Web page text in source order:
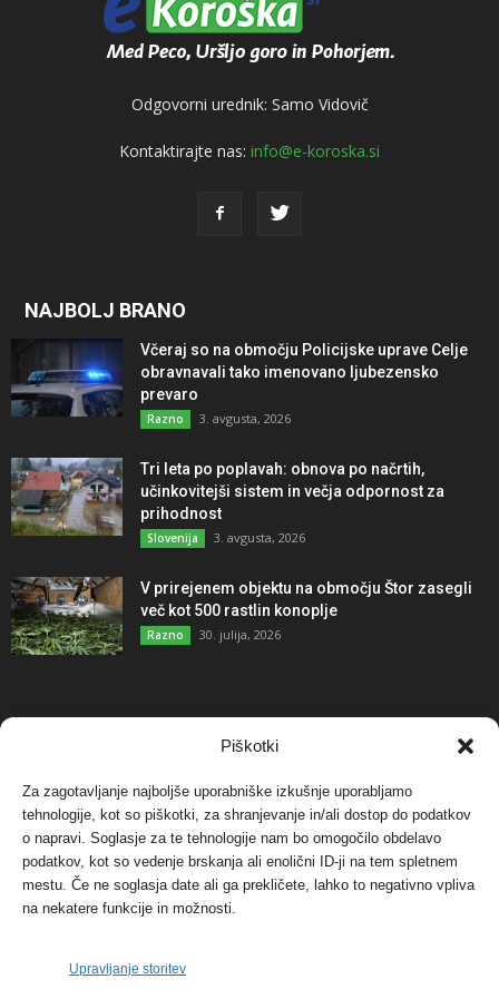
Piškotki
Za zagotavljanje najboljše uporabniške izkušnje uporabljamo
tehnologije, kot so piškotki, za shranjevanje in/ali dostop do podatkov
o napravi. Soglasje za te tehnologije nam bo omogočilo obdelavo
podatkov, kot so vedenje brskanja ali enolični ID-ji na tem spletnem
mestu. Če ne soglasja date ali ga prekličete, lahko to negativno vpliva
na nekatere funkcije in možnosti.
Upravljanje storitev
Odgovorni urednik: Samo Vidovič
Kontaktirajte nas: info@e-koroska.si
NAJBOLJ BRANO
Včeraj so na območju Policijske uprave Celje
obravnavali tako imenovano ljubezensko
prevaro
Razno 3. avgusta, 2026
Tri leta po poplavah: obnova po načrtih,
učinkovitejši sistem in večja odpornost za
prihodnost
Slovenija 3. avgusta, 2026
V prirejenem objektu na območju Štor zasegli
več kot 500 rastlin konoplje
Razno 30. julija, 2026
NAJBOLJ KOMENTIRANO
Protest proti vetrnim elektrarnam na Ojstrici, v
svetu pa vedno bolj...
Dogodki 12. maja, 2017
Tožilstvo v Celovcu v korist elektrarnam
Verbund